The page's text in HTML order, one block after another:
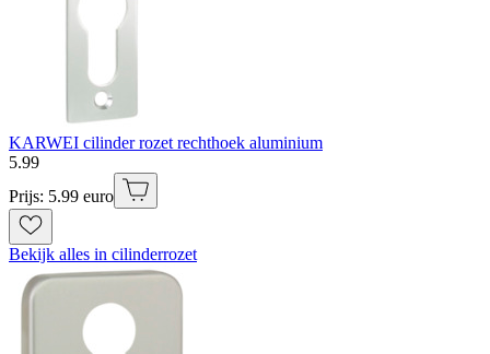
KARWEI cilinder rozet rechthoek aluminium
5.99
Prijs: 5.99 euro
Bekijk alles in cilinderrozet